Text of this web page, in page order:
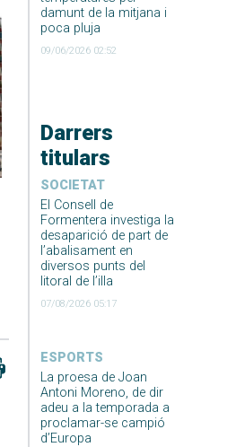
damunt de la mitjana i
poca pluja
09/06/2026 02:52
Darrers
titulars
SOCIETAT
El Consell de
Formentera investiga la
desaparició de part de
l’abalisament en
diversos punts del
litoral de l’illa
07/08/2026 05:17
ESPORTS
La proesa de Joan
Antoni Moreno, de dir
adeu a la temporada a
proclamar-se campió
d’Europa